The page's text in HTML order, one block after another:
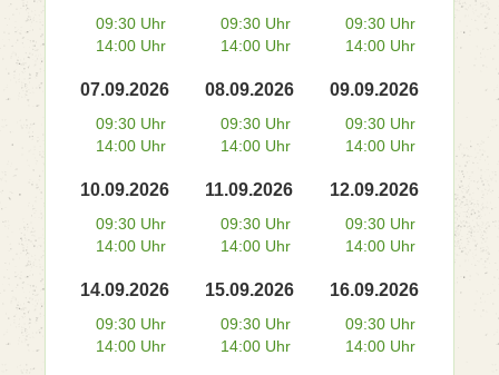
09:30 Uhr
14:00 Uhr
09:30 Uhr
14:00 Uhr
09:30 Uhr
14:00 Uhr
07.09.2026
09:30 Uhr
14:00 Uhr
08.09.2026
09:30 Uhr
14:00 Uhr
09.09.2026
09:30 Uhr
14:00 Uhr
10.09.2026
09:30 Uhr
14:00 Uhr
11.09.2026
09:30 Uhr
14:00 Uhr
12.09.2026
09:30 Uhr
14:00 Uhr
14.09.2026
09:30 Uhr
14:00 Uhr
15.09.2026
09:30 Uhr
14:00 Uhr
16.09.2026
09:30 Uhr
14:00 Uhr